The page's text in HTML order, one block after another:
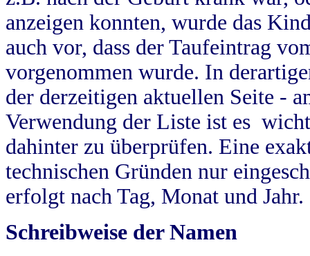
anzeigen konnten, wurde das
auch vor, dass der Taufeintrag
vorgenommen wurde. In
der derzeitigen aktuellen Seite -
Verwendung der Liste ist es
dahinter zu überprüfen. Eine
technischen Gründen nur
erfolgt nach Tag, Monat und Jahr.
Schreibweise der Namen